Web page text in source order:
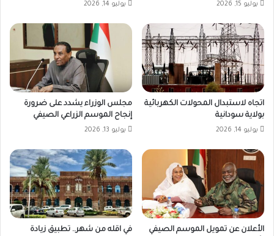
يوليو 15, 2026 يوليو 14, 2026
اتجاه لاستبدال المحولات الكهربائية
بولاية سودانية
يوليو 14, 2026
مجلس الوزراء يشدد على ضرورة
إنجاح الموسم الزراعي الصيفي
يوليو 13, 2026
الأعلان عن تمويل الموسم الصيفي
في اقله من شهر.. تطبيق زيادة